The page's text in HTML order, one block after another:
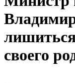
своего